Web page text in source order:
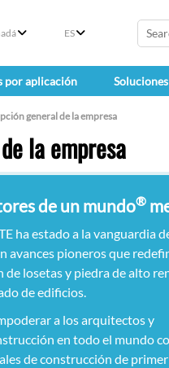
ES
por aplicación
general de la empresa
la empresa
de un mundo®
ha estado a la vanguardia
avances pioneros que
de losetas y piedra de alto
de edificios.
a los arquitectos y
en todo el mundo
de construcción de